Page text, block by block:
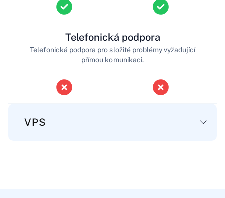
Telefonická podpora
Telefonická podpora pro složité problémy vyžadující
přímou komunikaci.
VPS